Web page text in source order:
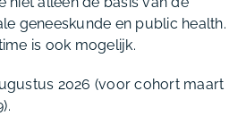
geneeskunde en public health.
is ook mogelijk.
2026 (voor cohort maart